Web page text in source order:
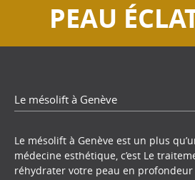
PEAU
Le mésolift à Genève
Le mésolift à Genève est un plus
médecine esthétique, c’est Le
réhydrater votre peau en profondeur